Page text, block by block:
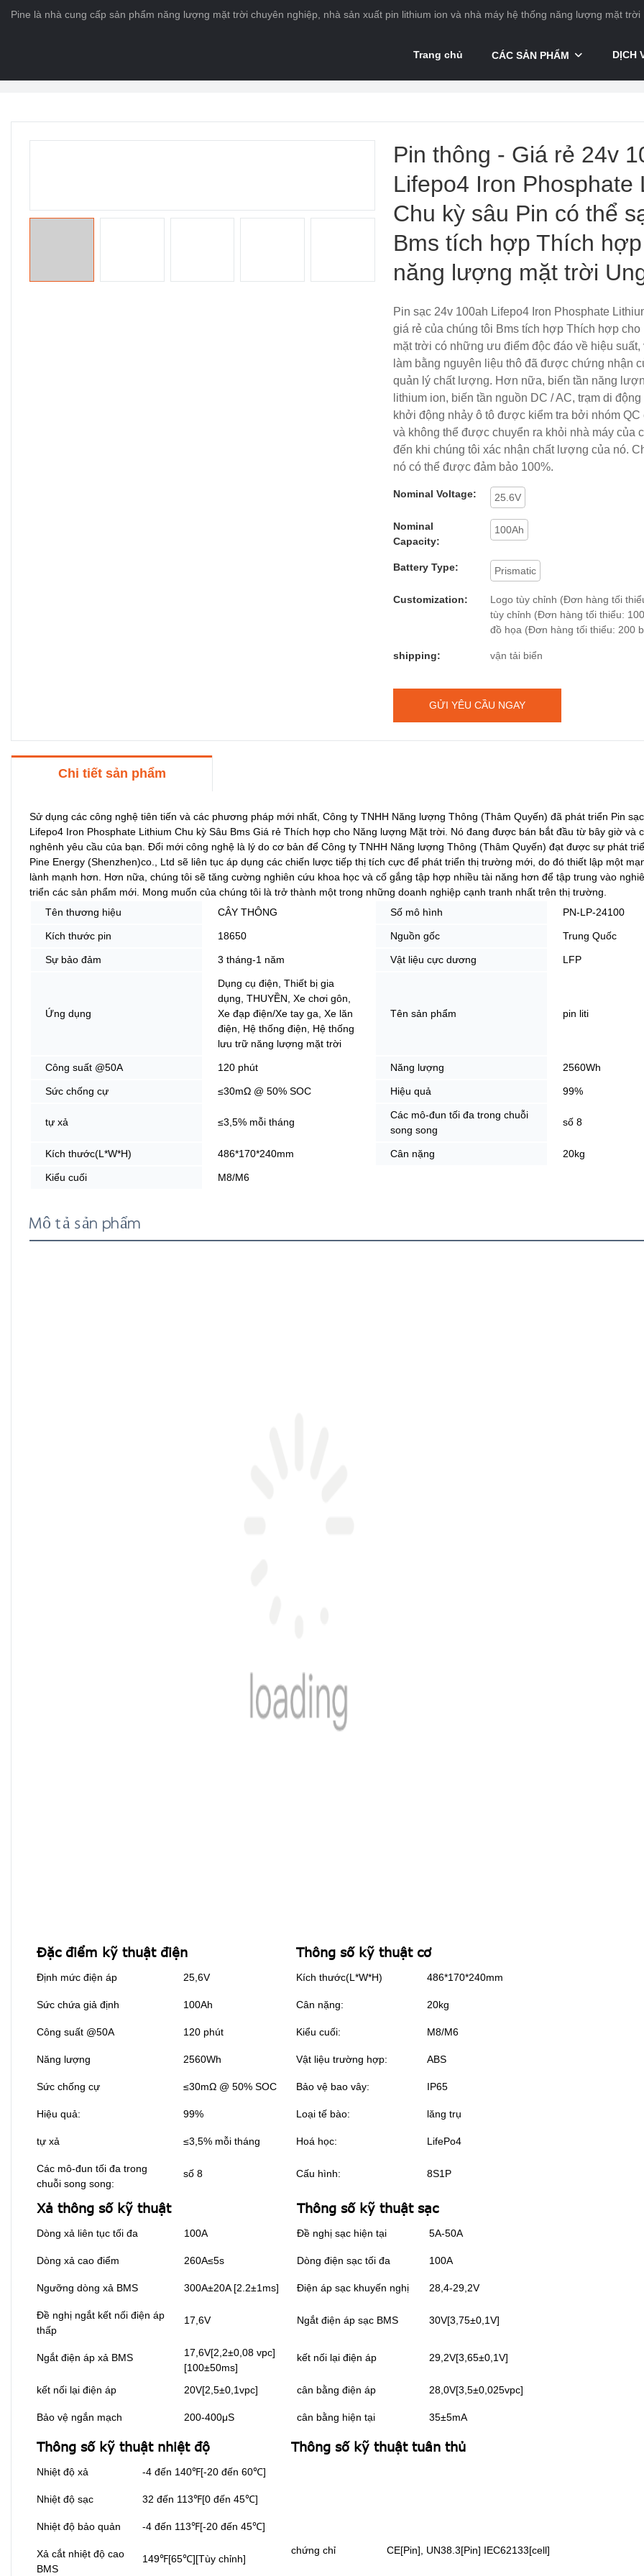
Pine là nhà cung cấp sản phẩm năng lượng mặt trời chuyên nghiệp, nhà sản xuất pin lithium ion và nhà máy hệ thống năng lượng mặt
Trang chủ CÁC SẢN PHẨM
DỊCH
Pin thông - Giá rẻ 24v
Lifepo4 Iron Phosphate
Chu kỳ sâu Pin có thể
Bms tích hợp Thích
năng lượng mặt trời
Pin sạc 24v 100ah Lifepo4 Iron Phosphate
giá rẻ của chúng tôi Bms tích hợp Thích hợp
mặt trời có những ưu điểm độc đáo về hiệu suất,
làm bằng nguyên liệu thô đã được chứng nhận
quản lý chất lượng. Hơn nữa, biến tần năng
lithium ion, biến tần nguồn DC / AC, trạm di
khởi động nhảy ô tô được kiểm tra bởi nhóm QC
và không thể được chuyển ra khỏi nhà máy của
đến khi chúng tôi xác nhận chất lượng của nó.
nó có thể được đảm bảo 100%.
Nominal Voltage: 25.6V
Nominal
Capacity:
100Ah
Battery Type: Prismatic
Customization:
Logo tùy chỉnh (Đơn hàng tối
tùy chỉnh (Đơn hàng tối thiểu:
đồ họa (Đơn hàng tối thiểu: 200
shipping: vận tải biển
GỬI YÊU CẦU NGAY
Chi tiết sản phẩm
Sử dụng các công nghệ tiên tiến và các phương pháp mới nhất, Công ty TNHH Năng lượng Thông (Thâm Quyến) đã phát triển Pin
Lifepo4 Iron Phosphate Lithium Chu kỳ Sâu Bms Giá rẻ Thích hợp cho Năng lượng Mặt trời. Nó đang được bán bắt đầu từ bây giờ và
nghênh yêu cầu của bạn. Đổi mới công nghệ là lý do cơ bản để Công ty TNHH Năng lượng Thông (Thâm Quyến) đạt được sự phát
Pine Energy (Shenzhen)co., Ltd sẽ liên tục áp dụng các chiến lược tiếp thị tích cực để phát triển thị trường mới, do đó thiết lập một
lành mạnh hơn. Hơn nữa, chúng tôi sẽ tăng cường nghiên cứu khoa học và cố gắng tập hợp nhiều tài năng hơn để tập trung vào
triển các sản phẩm mới. Mong muốn của chúng tôi là trở thành một trong những doanh nghiệp cạnh tranh nhất trên thị trường.
Tên thương hiệu
CÂY THÔNG Số mô hình PN-LP-24100
Kích thước pin 18650 Nguồn gốc Trung Quốc
Sự bảo đảm 3 tháng-1 năm Vật liệu cực dương LFP
Ứng dụng
Dụng cụ điện, Thiết bị gia
dụng, THUYỀN, Xe chơi gôn,
Xe đạp điện/Xe tay ga, Xe lăn
điện, Hệ thống điện, Hệ thống
lưu trữ năng lượng mặt trời
Tên sản phẩm pin liti
Công suất @50A 120 phút Năng lượng 2560Wh
Sức chống cự ≤30mΩ @ 50% SOC Hiệu quả 99%
tự xả ≤3,5% mỗi tháng
Các mô-đun tối đa trong chuỗi
song song
số 8
Kích thước(L*W*H) 486*170*240mm Cân nặng 20kg
Kiểu cuối M8/M6
Mô tả sản phẩm
Đặc điểm kỹ thuật điện Thông số kỹ thuật cơ
Định mức điện áp 25,6V Kích thước(L*W*H) 486*170*240mm
Sức chứa giả định 100Ah Cân nặng: 20kg
Công suất @50A 120 phút Kiểu cuối: M8/M6
Năng lượng 2560Wh Vật liệu trường hợp: ABS
Sức chống cự ≤30mΩ @ 50% SOC Bảo vệ bao vây: IP65
Hiệu quả: 99% Loại tế bào: lăng trụ
tự xả ≤3,5% mỗi tháng Hoá học: LifePo4
Các mô-đun tối đa trong
chuỗi song song:
số 8 Cấu hình: 8S1P
Xả thông số kỹ thuật Thông số kỹ thuật sạc
Dòng xả liên tục tối đa 100A Đề nghị sạc hiện tại 5A-50A
Dòng xả cao điểm 260A≤5s Dòng điện sạc tối đa 100A
Ngưỡng dòng xả BMS 300A±20A [2.2±1ms] Điện áp sạc khuyến nghị 28,4-29,2V
Đề nghị ngắt kết nối điện áp
thấp
17,6V Ngắt điện áp sạc BMS 30V[3,75±0,1V]
Ngắt điện áp xả BMS
17,6V[2,2±0,08 vpc]
[100±50ms]
kết nối lại điện áp 29,2V[3,65±0,1V]
kết nối lại điện áp 20V[2,5±0,1vpc] cân bằng điện áp 28,0V[3,5±0,025vpc]
Bảo vệ ngắn mạch 200-400μS cân bằng hiện tại 35±5mA
Thông số kỹ thuật nhiệt độ Thông số kỹ thuật tuân thủ
Nhiệt độ xả -4 đến 140℉[-20 đến 60℃]
chứng chỉ CE[Pin], UN38.3[Pin] IEC62133[cell]
Nhiệt độ sạc 32 đến 113℉[0 đến 45℃]
Nhiệt độ bảo quản -4 đến 113℉[-20 đến 45℃]
Xả cắt nhiệt độ cao
BMS
149℉[65℃][Tùy chỉnh]